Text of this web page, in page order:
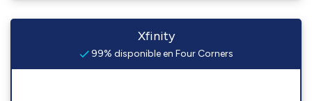
Xfinity
99% disponible en Four Corners